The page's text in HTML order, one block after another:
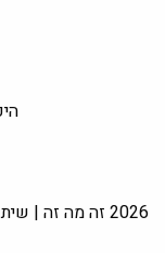
2026 זה מה זה |